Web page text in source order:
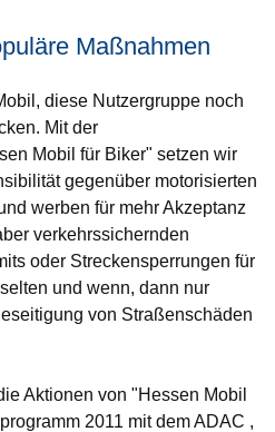
Maßnahmen
diese Nutzergruppe noch
Mit der
Mobil für Biker" setzen wir
gegenüber motorisierten
werben für mehr Akzeptanz
verkehrssichernden
oder Streckensperrungen für
und wenn, dann nur
von Straßenschäden
Aktionen von "Hessen Mobil
2011 mit dem ADAC ,